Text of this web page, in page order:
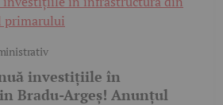
investițiile în
Bradu-Argeș! Anunțul